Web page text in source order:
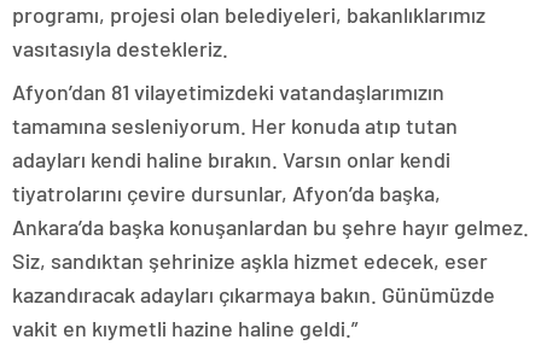
programı, projesi olan belediyeleri, bakanlıklarımız
vasıtasıyla destekleriz.
Afyon’dan 81 vilayetimizdeki vatandaşlarımızın
tamamına sesleniyorum. Her konuda atıp tutan
adayları kendi haline bırakın. Varsın onlar kendi
tiyatrolarını çevire dursunlar, Afyon’da başka,
Ankara’da başka konuşanlardan bu şehre hayır gelmez.
Siz, sandıktan şehrinize aşkla hizmet edecek, eser
kazandıracak adayları çıkarmaya bakın. Günümüzde
vakit en kıymetli hazine haline geldi.”